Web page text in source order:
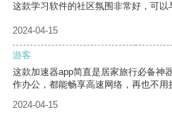
这款学习软件的社区氛围非常好，可以
2024-04-15
游客
这款加速器app简直是居家旅行必备神
作办公，都能畅享高速网络，再也不用
2024-04-15